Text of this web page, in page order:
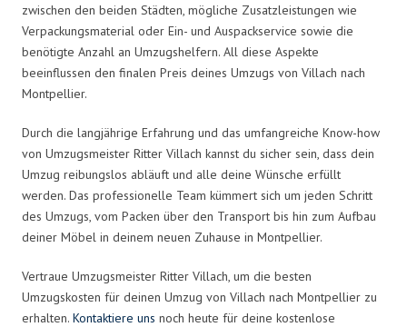
zwischen den beiden Städten, mögliche Zusatzleistungen wie
Verpackungsmaterial oder Ein- und Auspackservice sowie die
benötigte Anzahl an Umzugshelfern. All diese Aspekte
beeinflussen den finalen Preis deines Umzugs von Villach nach
Montpellier.
Durch die langjährige Erfahrung und das umfangreiche Know-how
von Umzugsmeister Ritter Villach kannst du sicher sein, dass dein
Umzug reibungslos abläuft und alle deine Wünsche erfüllt
werden. Das professionelle Team kümmert sich um jeden Schritt
des Umzugs, vom Packen über den Transport bis hin zum Aufbau
deiner Möbel in deinem neuen Zuhause in Montpellier.
Vertraue Umzugsmeister Ritter Villach, um die besten
Umzugskosten für deinen Umzug von Villach nach Montpellier zu
erhalten. Kontaktiere uns noch heute für deine kostenlose